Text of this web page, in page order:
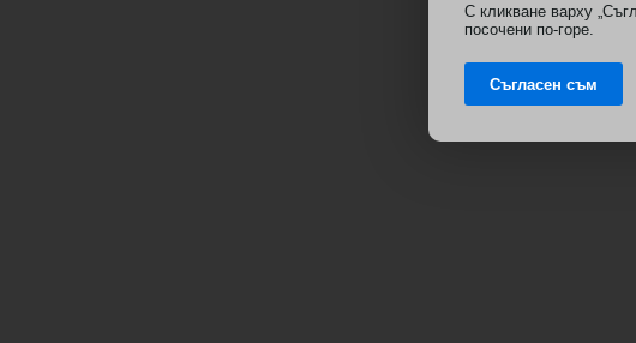
С кликване варху
посочени по-горе.
Съгласен съм